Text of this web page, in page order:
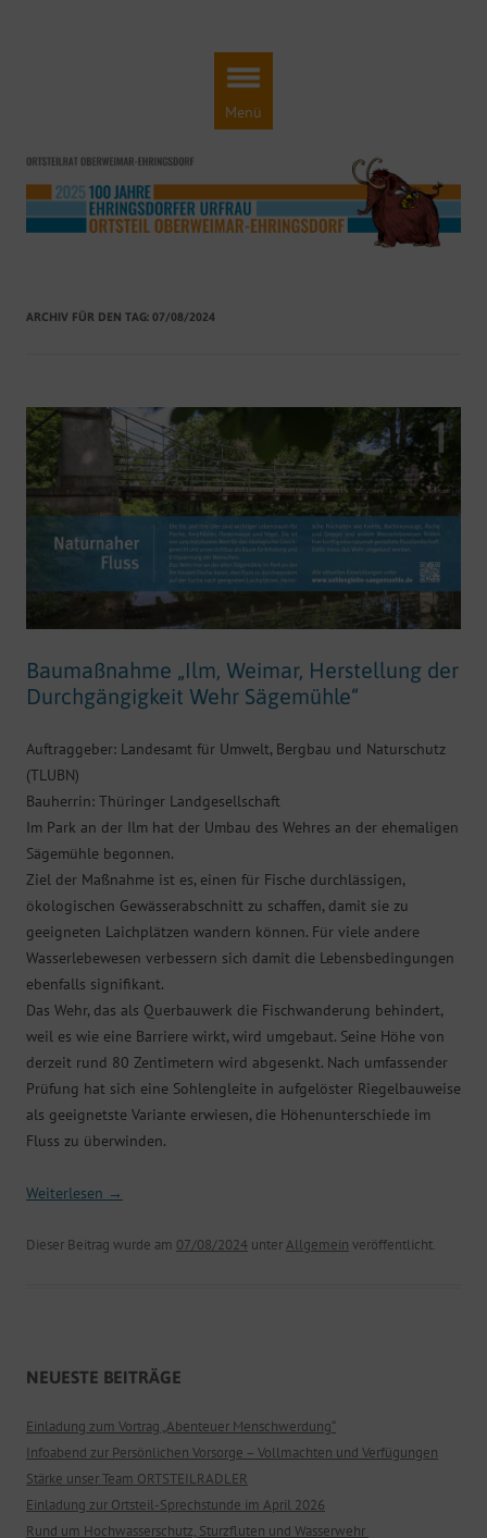
Menü
ARCHIV FÜR DEN TAG: 07/08/2024
Baumaßnahme „Ilm, Weimar, Herstellung der
Durchgängigkeit Wehr Sägemühle“
Auftraggeber: Landesamt für Umwelt, Bergbau und Naturschutz
(TLUBN)
Bauherrin: Thüringer Landgesellschaft
Im Park an der Ilm hat der Umbau des Wehres an der ehemaligen
Sägemühle begonnen.
Ziel der Maßnahme ist es, einen für Fische durchlässigen,
ökologischen Gewässerabschnitt zu schaffen, damit sie zu
geeigneten Laichplätzen wandern können. Für viele andere
Wasserlebewesen verbessern sich damit die Lebensbedingungen
ebenfalls signifikant.
Das Wehr, das als Querbauwerk die Fischwanderung behindert,
weil es wie eine Barriere wirkt, wird umgebaut. Seine Höhe von
derzeit rund 80 Zentimetern wird abgesenkt. Nach umfassender
Prüfung hat sich eine Sohlengleite in aufgelöster Riegelbauweise
als geeignetste Variante erwiesen, die Höhenunterschiede im
Fluss zu überwinden.
Weiterlesen →
Dieser Beitrag wurde am 07/08/2024 unterAllgemein veröffentlicht.
NEUESTE BEITRÄGE
Einladung zum Vortrag „Abenteuer Menschwerdung“
Infoabend zur Persönlichen Vorsorge – Vollmachten und Verfügungen
Stärke unser Team ORTSTEILRADLER
Einladung zur Ortsteil-Sprechstunde im April 2026
Rund um Hochwasserschutz, Sturzfluten und Wasserwehr